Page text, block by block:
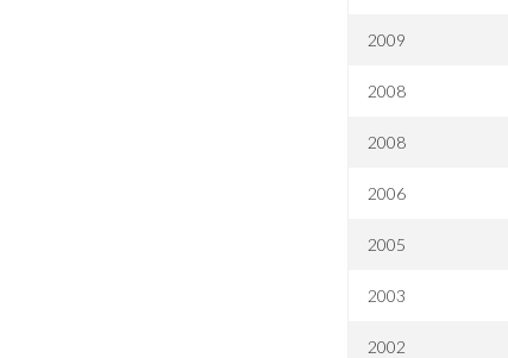
2009
2008
2008
2006
2005
2003
2002